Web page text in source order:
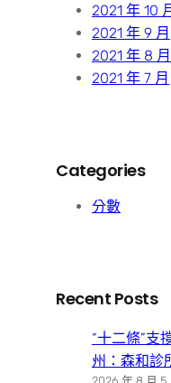
2021 年 10
2021 年 9 月
2021 年 8 月
2021 年 7 月
Categories
分數
Recent Posts
“十二條”支
州：森和診